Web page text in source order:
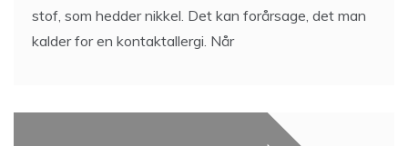
stof, som hedder nikkel. Det kan forårsage, det man
kalder for en kontaktallergi. Når